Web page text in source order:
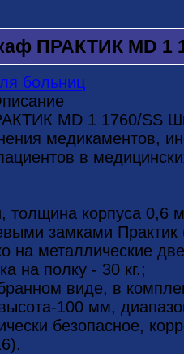
ПРАКТИК MD 1
больниц
MD 1 1760/SS
медикаментов,
в
толщина корпуса
замками
на металлические
на полку - 30 кг.;
виде, в
100 мм,
безопасное,